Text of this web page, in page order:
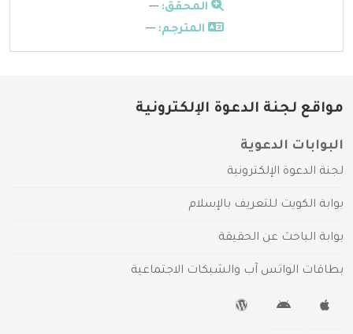
المحقق: ---
المترجم: ---
مواقع لجنة الدعوة الإلكترونية
البوابات الدعوية
لجنة الدعوة الإلكترونية
بوابة الكويت للتعريف بالإسلام
بوابة الباحث عن الحقيقة
بطاقات الواتس آب والشبكات الاجتماعية